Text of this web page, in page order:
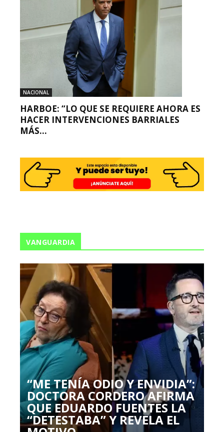
NACIONAL
HARBOE: “LO QUE SE REQUIERE AHORA ES
HACER INTERVENCIONES BARRIALES
MÁS...
VANGUARDIA
“ME TENÍA ODIO Y ENVIDIA”:
DOCTORA CORDERO AFIRMA
QUE EDUARDO FUENTES LA
“DETESTABA” Y REVELA EL